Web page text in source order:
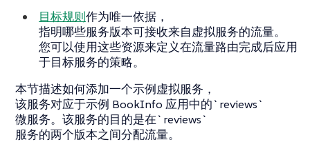
目标规则作为唯一依据，
指明哪些服务版本可接收来自虚拟服务的流量。
您可以使用这些资源来定义在流量路由完成后应用
于目标服务的策略。
本节描述如何添加一个示例虚拟服务，
该服务对应于示例 BookInfo 应用中的`reviews`
微服务。该服务的目的是在`reviews`
服务的两个版本之间分配流量。